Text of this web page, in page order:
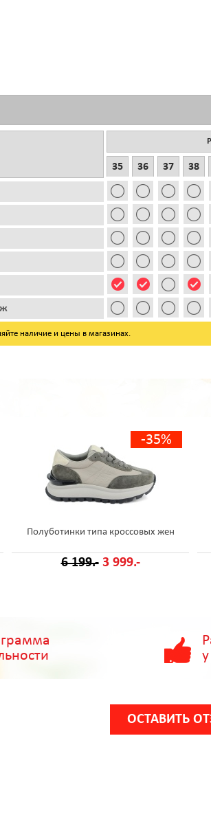
35 36 37 38
наличие и цены в магазинах.
-35%
Полуботинки типа кроссовых жен
6 199.- 3 999.-
ОСТАВИТЬ